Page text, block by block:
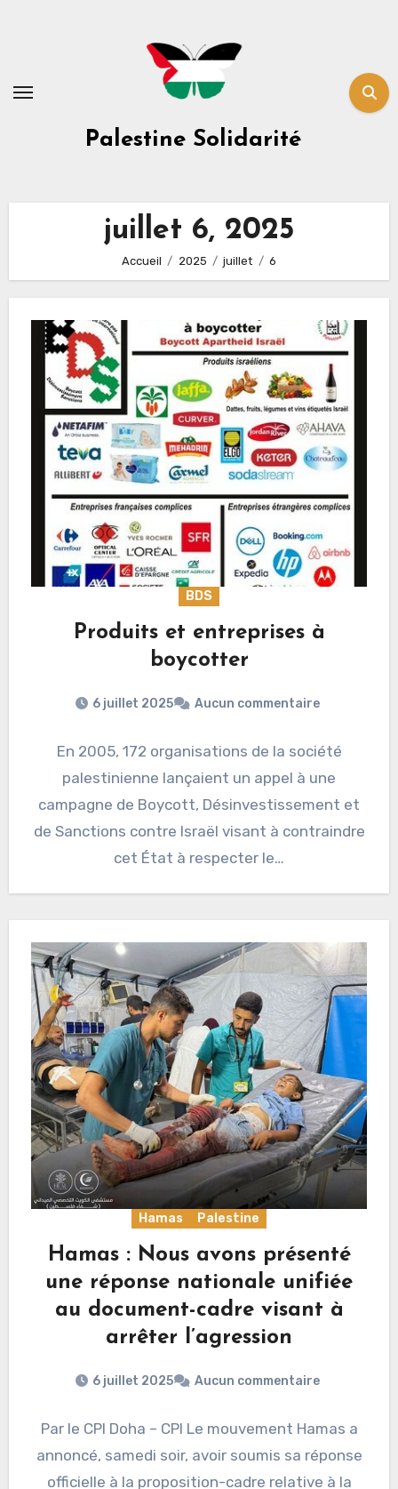
Palestine Solidarité
juillet 6, 2025
Accueil 2025 juillet 6
BDS
Produits et entreprises à
boycotter
6 juillet 2025 Aucun commentaire
En 2005, 172 organisations de la société
palestinienne lançaient un appel à une
campagne de Boycott, Désinvestissement et
de Sanctions contre Israël visant à contraindre
cet État à respecter le…
Hamas Palestine
Hamas : Nous avons présenté
une réponse nationale unifiée
au document-cadre visant à
arrêter l’agression
6 juillet 2025 Aucun commentaire
Par le CPI Doha – CPI Le mouvement Hamas a
annoncé, samedi soir, avoir soumis sa réponse
officielle à la proposition-cadre relative à la